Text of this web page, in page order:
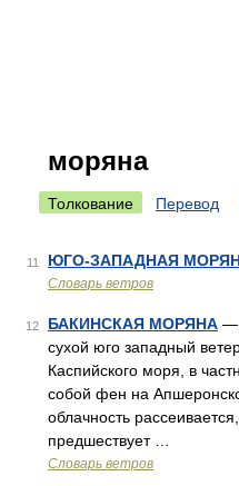
моряна
Толкование Перевод
11 ЮГО-ЗАПАДНАЯ
Словарь ветров
12 БАКИНСКАЯ МОРЯНА —
сухой юго западный
Каспийского моря, в
собой фен на
облачность
предшествует …
Словарь ветров